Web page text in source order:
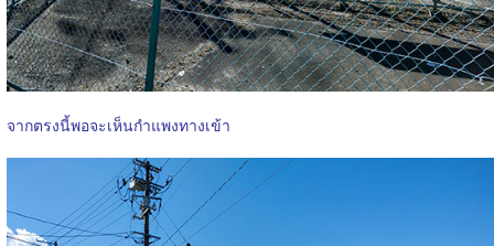
จากตรงนี้พอจะเห็นกำแพงทางเข้า